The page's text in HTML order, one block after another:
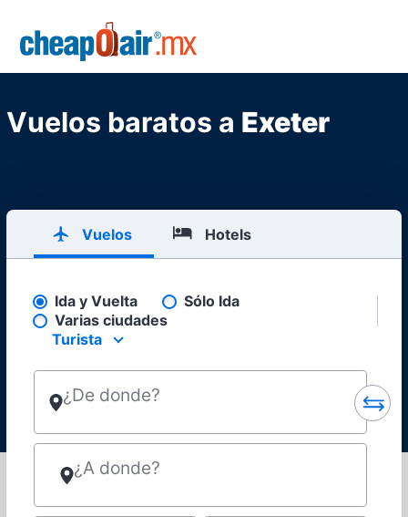
Skip to main content
Vuelos baratos a Exeter
Vuelos Hotels
Pick your flight type
Ida y Vuelta
Sólo Ida
Varias ciudades
Select your preferred seating class.
Turista
¿De donde?
¿A donde?